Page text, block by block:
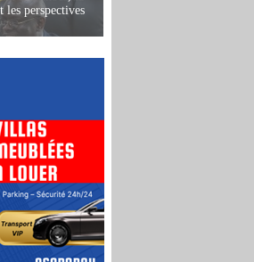
les perspectives